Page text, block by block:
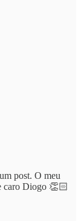
post. O meu
caro Diogo 👏🏻